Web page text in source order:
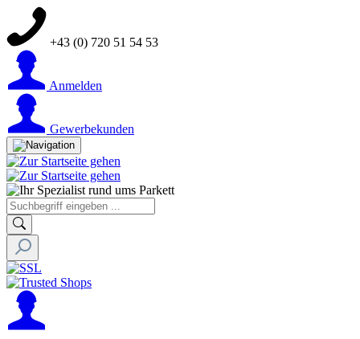
+43 (0) 720 51 54 53
Anmelden
Gewerbekunden